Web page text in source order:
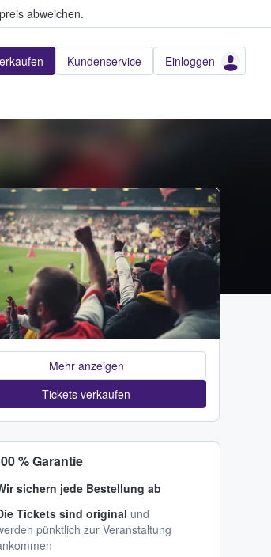
abweichen.
Kundenservice Einloggen
Mehr anzeigen
Tickets verkaufen
% Garantie
sichern jede Bestellung ab
Tickets sind original und
pünktlich zur Veranstaltung